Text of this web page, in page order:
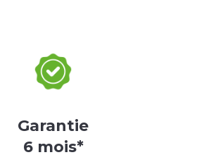
Garantie
6 mois*